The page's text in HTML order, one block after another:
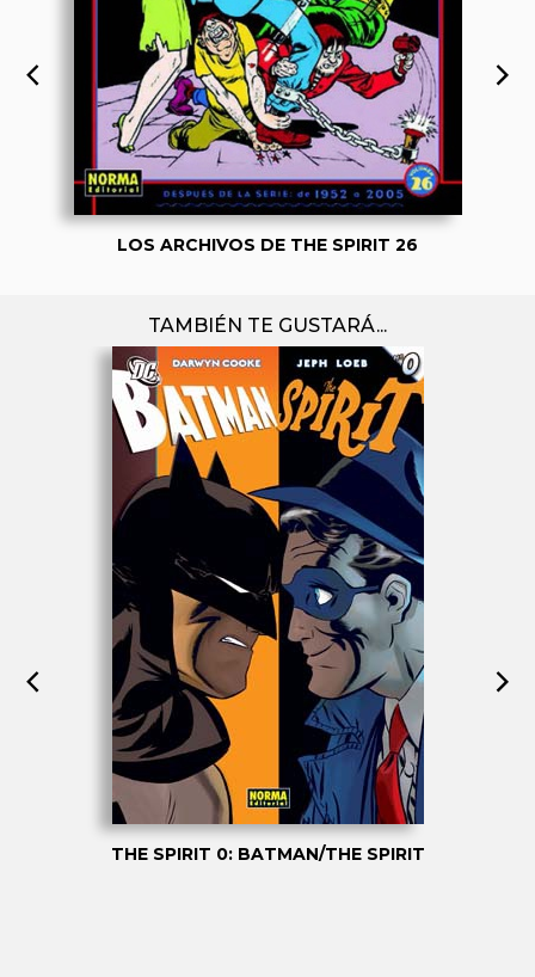
LOS ARCHIVOS DE THE SPIRIT 26
TAMBIÉN TE GUSTARÁ...
THE SPIRIT 0: BATMAN/THE SPIRIT